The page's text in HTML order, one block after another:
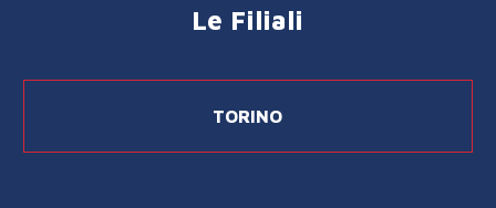
Le Filiali
TORINO